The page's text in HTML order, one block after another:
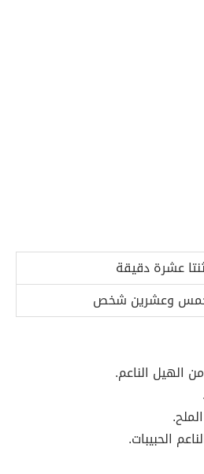
عشرة دقيقة
وعشرين شخص
الهيل الناعم.
الحبيبات.